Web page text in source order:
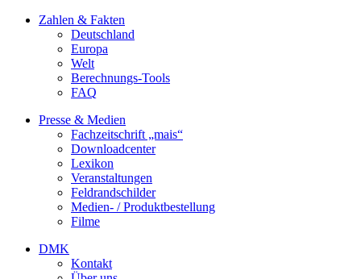
Zahlen & Fakten
Deutschland
Europa
Welt
Berechnungs-Tools
FAQ
Presse & Medien
Fachzeitschrift „mais“
Downloadcenter
Lexikon
Veranstaltungen
Feldrandschilder
Medien- / Produktbestellung
Filme
DMK
Kontakt